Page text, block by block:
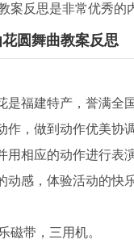
案反思是非常优秀的
圆舞曲教案反思
福建特产，誉满全国
，做到动作优美协调
相应的动作进行表演
感，体验活动的快乐
带，三用机。